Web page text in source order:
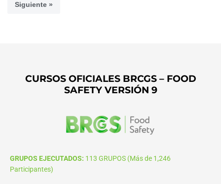
Siguiente »
CURSOS OFICIALES BRCGS – FOOD
SAFETY VERSIÓN 9
GRUPOS EJECUTADOS: 113 GRUPOS (Más de 1,246
Participantes)